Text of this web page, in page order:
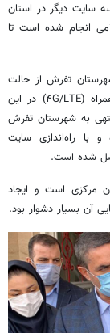
سایت دیگر در استان
انجام شده است تا
تفرش از حالت
کور ارتباطی خارج و پوشش نسل چهارم اینترنت‌همراه (۴G/LTE) در این
به شهرستان تفرش
با راه‌اندازی سایت
شده است.
مرکزی است و ایجاد
آن بسیار دشوار بود.